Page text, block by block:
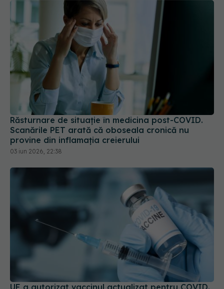
Răsturnare de situație în medicina post-COVID.
Scanările PET arată că oboseala cronică nu
provine din inflamația creierului
03 iun 2026, 22:38
UE a autorizat vaccinul actualizat pentru COVID.
Vizează tulpina JN.1
09 oct 2024, 18:07